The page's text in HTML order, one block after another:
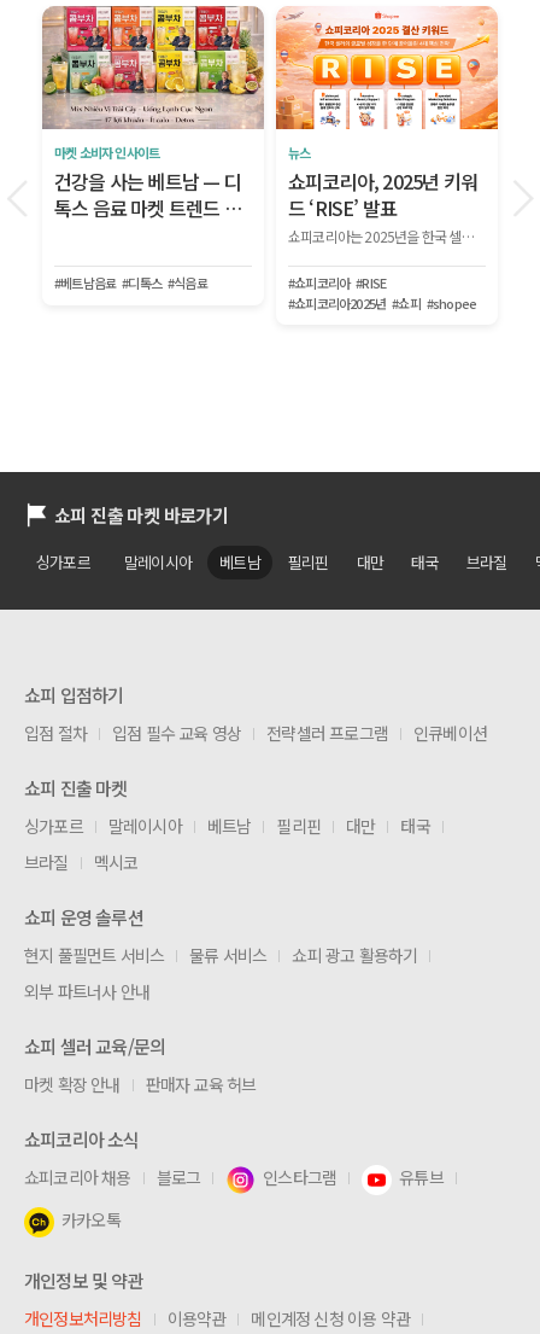
마켓 소비자 인사이트
건강을 사는 베트남 — 디
톡스 음료 마켓 트렌드 완
#베트남음료 #디톡스 #식음료
뉴스
쇼피코리아, 2025년 키워
드 ‘RISE’ 발표
쇼피코리아는 2025년을 한국 셀러의 글로벌 성장을 한 단계 끌어올린 해로 평가하며, 올해의 성과와 비전을 담은 키워드로 ‘
#쇼피코리아 #RISE
#쇼피코리아2025년 #쇼피 #shopee
쇼피 진출 마켓 바로가기
싱가포르 말레이시아 베트남 필리핀 대만 태국 브라질
쇼피 입점하기
입점 절차 입점 필수 교육 영상 전략셀러 프로그램 인큐베이션
쇼피 진출 마켓
싱가포르 말레이시아 베트남 필리핀 대만
태국
브라질
멕시코
쇼피 운영 솔루션
현지 풀필먼트 서비스 물류 서비스
쇼피 광고 활용하기
외부 파트너사 안내
쇼피 셀러 교육/문의
마켓 확장 안내 판매자 교육 허브
쇼피코리아 소식
쇼피코리아 채용 블로그 인스타그램
유튜브
카카오톡
개인정보 및 약관
개인정보처리방침 이용약관 메인계정 신청 이용 약관